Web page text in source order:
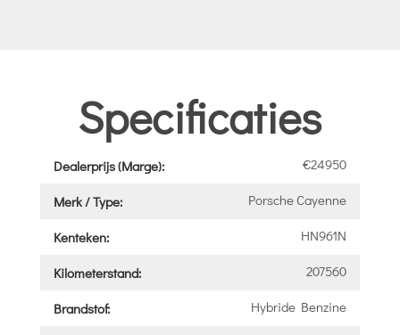
Specificaties
Dealerprijs (Marge): €24950
Merk / Type: Porsche Cayenne
Kenteken: HN961N
Kilometerstand: 207560
Brandstof: Hybride Benzine